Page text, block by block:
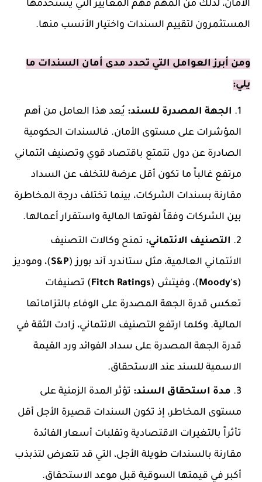
الأمان، لذلك من المهم فهم المعايير التي يستخدمها
المستثمرون لتقييم السندات واختيار الأنسب منها.
ومن أبرز العوامل التي تحدد مدى أمان السندات ما
يلي:
الجهة المصدرة للسند: يُعد هذا العامل من أهم
المؤشرات على مستوى الأمان. فالسندات الحكومية
الصادرة عن دول تتمتع باقتصاد قوي وتصنيف ائتماني
مرتفع غالباً ما تكون أقل عرضة للتخلف عن السداد
مقارنة بسندات الشركات، بينما تختلف درجة المخاطرة
بين الشركات وفقاً لقوتها المالية واستقرار أعمالها.
التصنيف الائتماني: تمنح وكالات التصنيف
الائتماني العالمية، مثل ستاندرد آند بورز (S&P)، وموديز
(
Moody's)، وفيتش (Fitch Ratings) تصنيفات
تعكس قدرة الجهة المصدرة على الوفاء بالتزاماتها
المالية. وكلما ارتفع التصنيف الائتماني، زادت الثقة في
قدرة الجهة المصدرة على سداد الفوائد ورد القيمة
الاسمية للسند عند الاستحقاق.
مدة استحقاق السند: تؤثر المدة الزمنية على
مستوى المخاطر، إذ تكون السندات قصيرة الأجل أقل
تأثراً بالتغيرات الاقتصادية وتقلبات أسعار الفائدة
مقارنة بالسندات طويلة الأجل، التي قد تتعرض لتذبذب
أكبر في قيمتها السوقية قبل موعد الاستحقاق.